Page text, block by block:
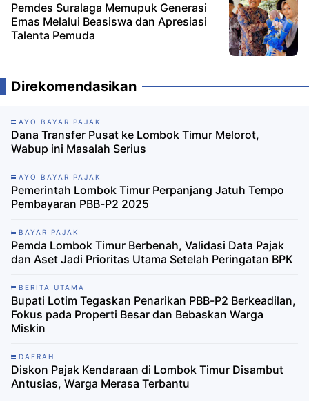
Pemdes Suralaga Memupuk Generasi
Emas Melalui Beasiswa dan Apresiasi
Talenta Pemuda
Direkomendasikan
AYO BAYAR PAJAK
Dana Transfer Pusat ke Lombok Timur Melorot,
Wabup ini Masalah Serius
AYO BAYAR PAJAK
Pemerintah Lombok Timur Perpanjang Jatuh Tempo
Pembayaran PBB-P2 2025
BAYAR PAJAK
Pemda Lombok Timur Berbenah, Validasi Data Pajak
dan Aset Jadi Prioritas Utama Setelah Peringatan BPK
BERITA UTAMA
Bupati Lotim Tegaskan Penarikan PBB-P2 Berkeadilan,
Fokus pada Properti Besar dan Bebaskan Warga
Miskin
DAERAH
Diskon Pajak Kendaraan di Lombok Timur Disambut
Antusias, Warga Merasa Terbantu